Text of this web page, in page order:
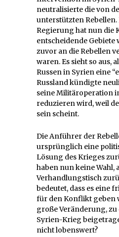
neutralisierte die von
unterstützten Rebellen.
Regierung hat nun die
entscheidende
zuvor an die Rebellen
waren. Es sieht so aus,
Russen in Syrien eine
Russland kündigte
seine Militäroperation
reduzieren wird, weil
sein scheint.
Die Anführer der
ursprünglich eine
Lösung des Krieges
haben nun keine Wahl,
Verhandlungstisch
bedeutet, dass es eine
für den Konflikt geben
große Veränderung, zu
Syrien-Krieg
nicht lobenswert?